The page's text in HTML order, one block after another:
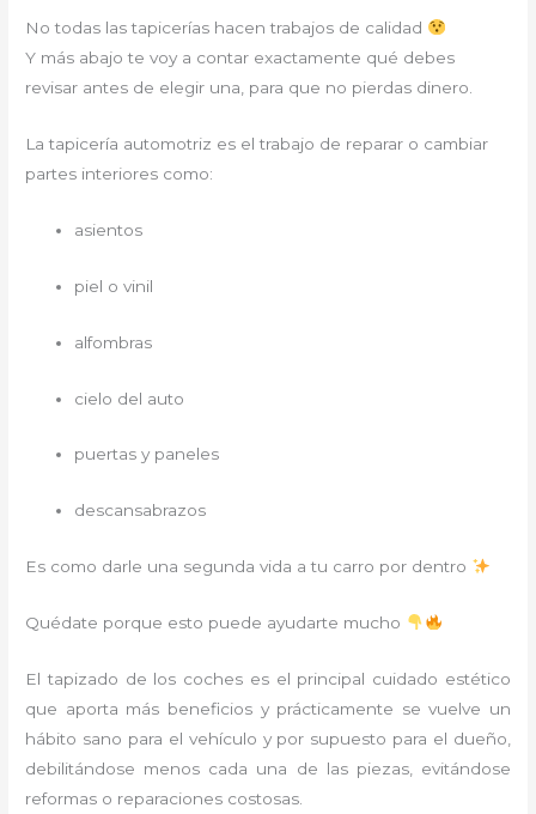
No todas las tapicerías hacen trabajos de calidad
Y más abajo te voy a contar exactamente qué debes
revisar antes de elegir una, para que no pierdas dinero.
La tapicería automotriz es el trabajo de reparar o cambiar
partes interiores como:
asientos
piel o vinil
alfombras
cielo del auto
puertas y paneles
descansabrazos
Es como darle una segunda vida a tu carro por dentro
Quédate porque esto puede ayudarte mucho
El tapizado de los coches es el principal cuidado estético
que aporta más beneficios y prácticamente se vuelve un
hábito sano para el vehículo y por supuesto para el dueño,
debilitándose menos cada una de las piezas, evitándose
reformas o reparaciones costosas.